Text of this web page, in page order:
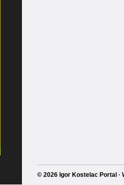
© 2026 Igor Kostelac Portal